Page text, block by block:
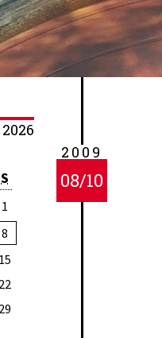
S
1
8
15
22
29
2009
08/10